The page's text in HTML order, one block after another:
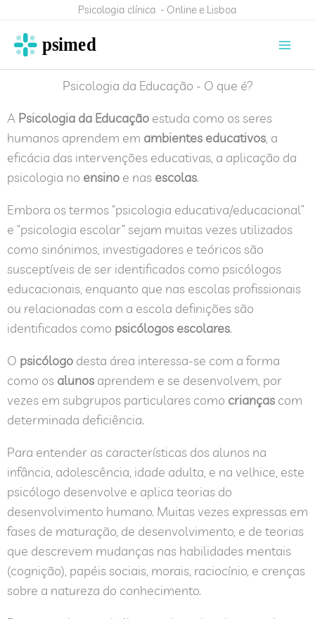
content
Psicologia clínica - Online e Lisboa
Psicologia da Educação - O que é?
A Psicologia da Educação estuda como os seres
humanos aprendem em ambientes educativos, a
eficácia das intervenções educativas, a aplicação da
psicologia no ensino e nas escolas.
Embora os termos “psicologia educativa/educacional”
e “psicologia escolar” sejam muitas vezes utilizados
como sinónimos, investigadores e teóricos são
susceptíveis de ser identificados como psicólogos
educacionais, enquanto que nas escolas profissionais
ou relacionadas com a escola definições são
identificados como psicólogos escolares.
O psicólogo desta área interessa-se com a forma
como os alunos aprendem e se desenvolvem, por
vezes em subgrupos particulares como crianças com
determinada deficiência.
Para entender as características dos alunos na
infância, adolescência, idade adulta, e na velhice, este
psicólogo desenvolve e aplica teorias do
desenvolvimento humano. Muitas vezes expressas em
fases de maturação, de desenvolvimento, e de teorias
que descrevem mudanças nas habilidades mentais
(cognição), papéis sociais, morais, raciocínio, e crenças
sobre a natureza do conhecimento.